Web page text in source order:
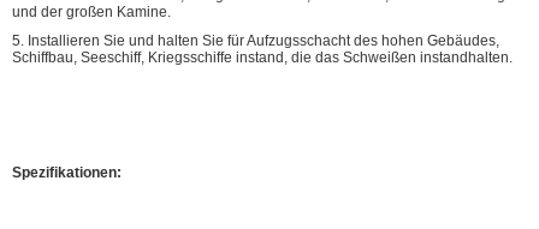
und der großen Kamine.
5. Installieren Sie und halten Sie für Aufzugsschacht des hohen Gebäudes,
Schiffbau, Seeschiff, Kriegsschiffe instand, die das Schweißen instandhalten.
Spezifikationen: